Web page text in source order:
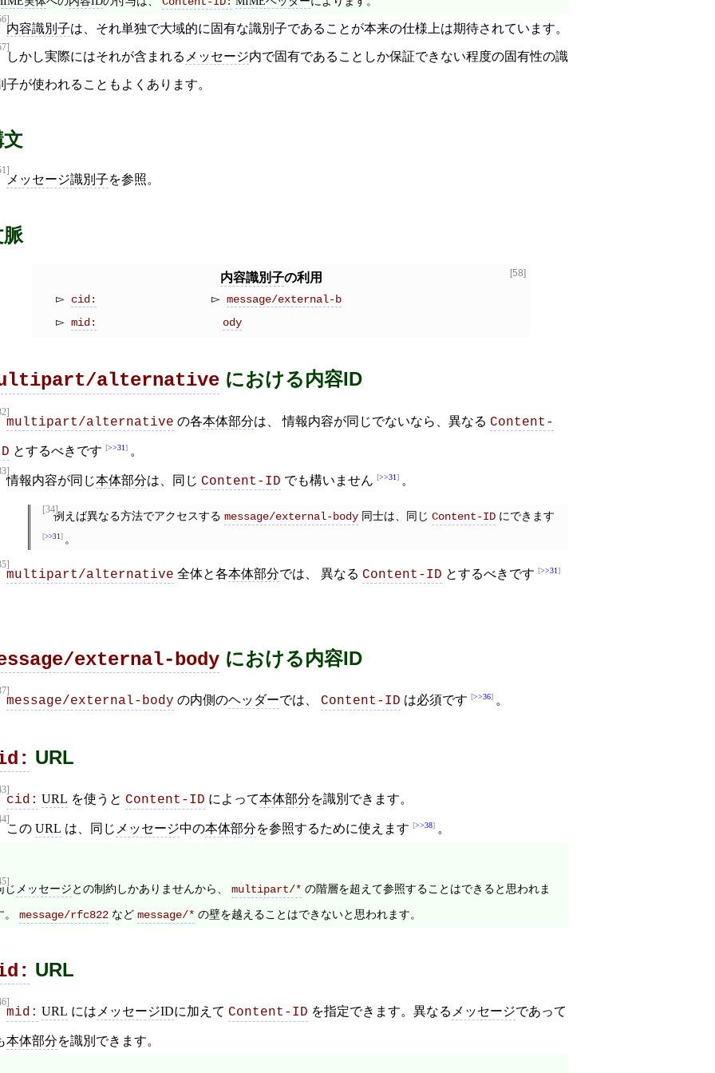
内容識別子は、それ単独で大域的に固有な識別子であることが本来の仕様上は期待されています。
しかし実際にはそれが含まれる メッセージ内で固有であることしか保証できない程度の固有性の識
子が使われることもよくあります。
メッセージ識別子を参照。
[58]
内容識別子の利用
cid:
mid:
message/external-b
ody
alternativeにおける内容ID
multipart/alternative の各本体部分は、 情報内容が同じでないなら、異なる Content-
とするべきです >>31 。
情報内容が同じ本体部分は、同じ Content-ID でも構いません >>31 。
[34]例えば異なる方法でアクセスする message/external-body同士は、同じ Content-IDにできます
>>31 。
multipart/alternative 全体と各本体部分では、 異なる Content-ID とするべきです >>31
external-bodyにおける内容ID
message/external-body の内側のヘッダーでは、 Content-ID は必須です >>36 。
URL
cid: URL を使うと Content-ID によって本体部分を識別できます。
この URL は、同じ メッセージ中の本体部分を参照するために使えます >>38 。
じ メッセージとの制約しかありませんから、 multipart/* の階層を超えて参照することはできると思われま
。 message/rfc822 など message/* の壁を越えることはできないと思われます。
URL
mid: URL には メッセージIDに加えて Content-ID を指定できます。異なる メッセージであって
本体部分を識別できます。